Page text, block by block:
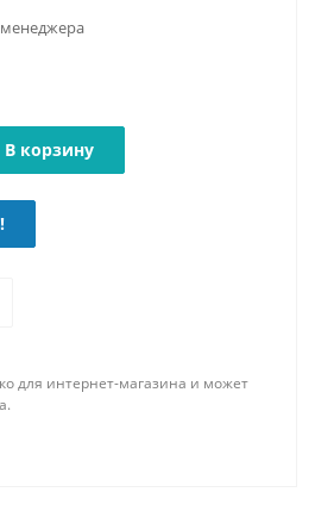
В корзину
для интернет-магазина и может